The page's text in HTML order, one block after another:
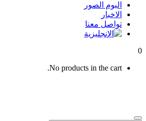
البوم الصور
الاخبار
تواصل معنا
0
No products in the cart.